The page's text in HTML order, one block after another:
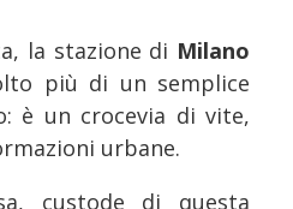
la stazione di Milano
più di un semplice
è un crocevia di vite,
urbane.
custode di questa